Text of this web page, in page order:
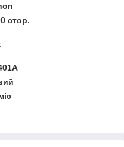
стор.